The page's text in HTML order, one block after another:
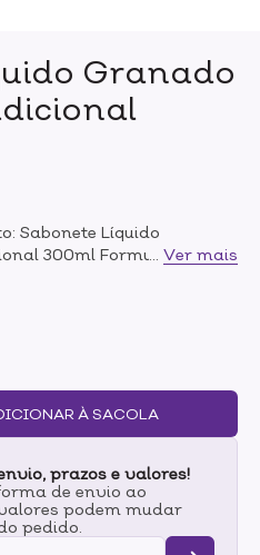
Granado
Sabonete Líquido
300ml Formulado com
Limpa com suavidade a
Enriquecido com
de glicerina vegetal, que
Indicado para a
e ingredientes de
Aplique uma pequena
mãos ou pelo corpo.
Ver mais
À SACOLA
prazos e valores!
de envio ao
podem mudar
pedido.